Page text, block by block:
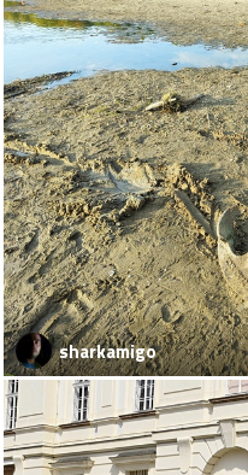
sharkamigo